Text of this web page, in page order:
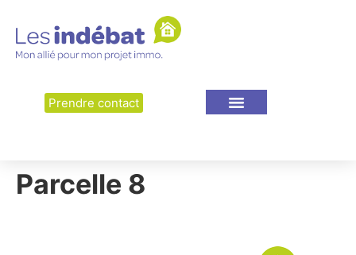
Prendre contact
Parcelle 8